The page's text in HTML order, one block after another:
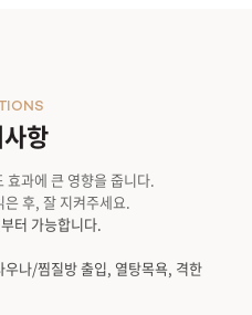
항
효과에 큰 영향을 줍니다.
후, 잘 지켜주세요.
터 가능합니다.
나/찜질방 출입, 열탕목욕, 격한